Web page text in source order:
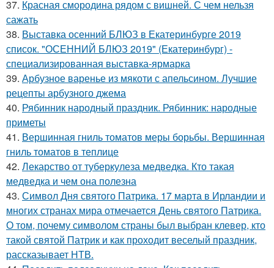
37. Красная смородина рядом с вишней. С чем нельзя
сажать
38. Выставка осенний БЛЮЗ в Екатеринбурге 2019
список. "ОСЕННИЙ БЛЮЗ 2019" (Екатеринбург) -
специализированная выставка-ярмарка
39. Арбузное варенье из мякоти с апельсином. Лучшие
рецепты арбузного джема
40. Рябинник народный праздник. Рябинник: народные
приметы
41. Вершинная гниль томатов меры борьбы. Вершинная
гниль томатов в теплице
42. Лекарство от туберкулеза медведка. Кто такая
медведка и чем она полезна
43. Символ Дня святого Патрика. 17 марта в Ирландии и
многих странах мира отмечается День святого Патрика.
О том, почему символом страны был выбран клевер, кто
такой святой Патрик и как проходит веселый праздник,
рассказывает НТВ.